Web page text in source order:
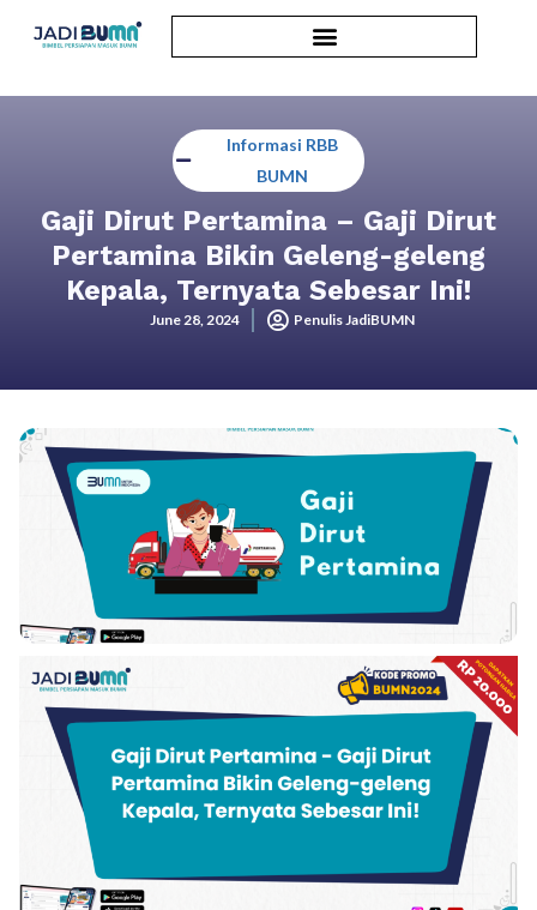
Informasi RBB
BUMN
Gaji Dirut Pertamina – Gaji Dirut
Pertamina Bikin Geleng-geleng
Kepala, Ternyata Sebesar Ini!
June 28, 2024 Penulis JadiBUMN